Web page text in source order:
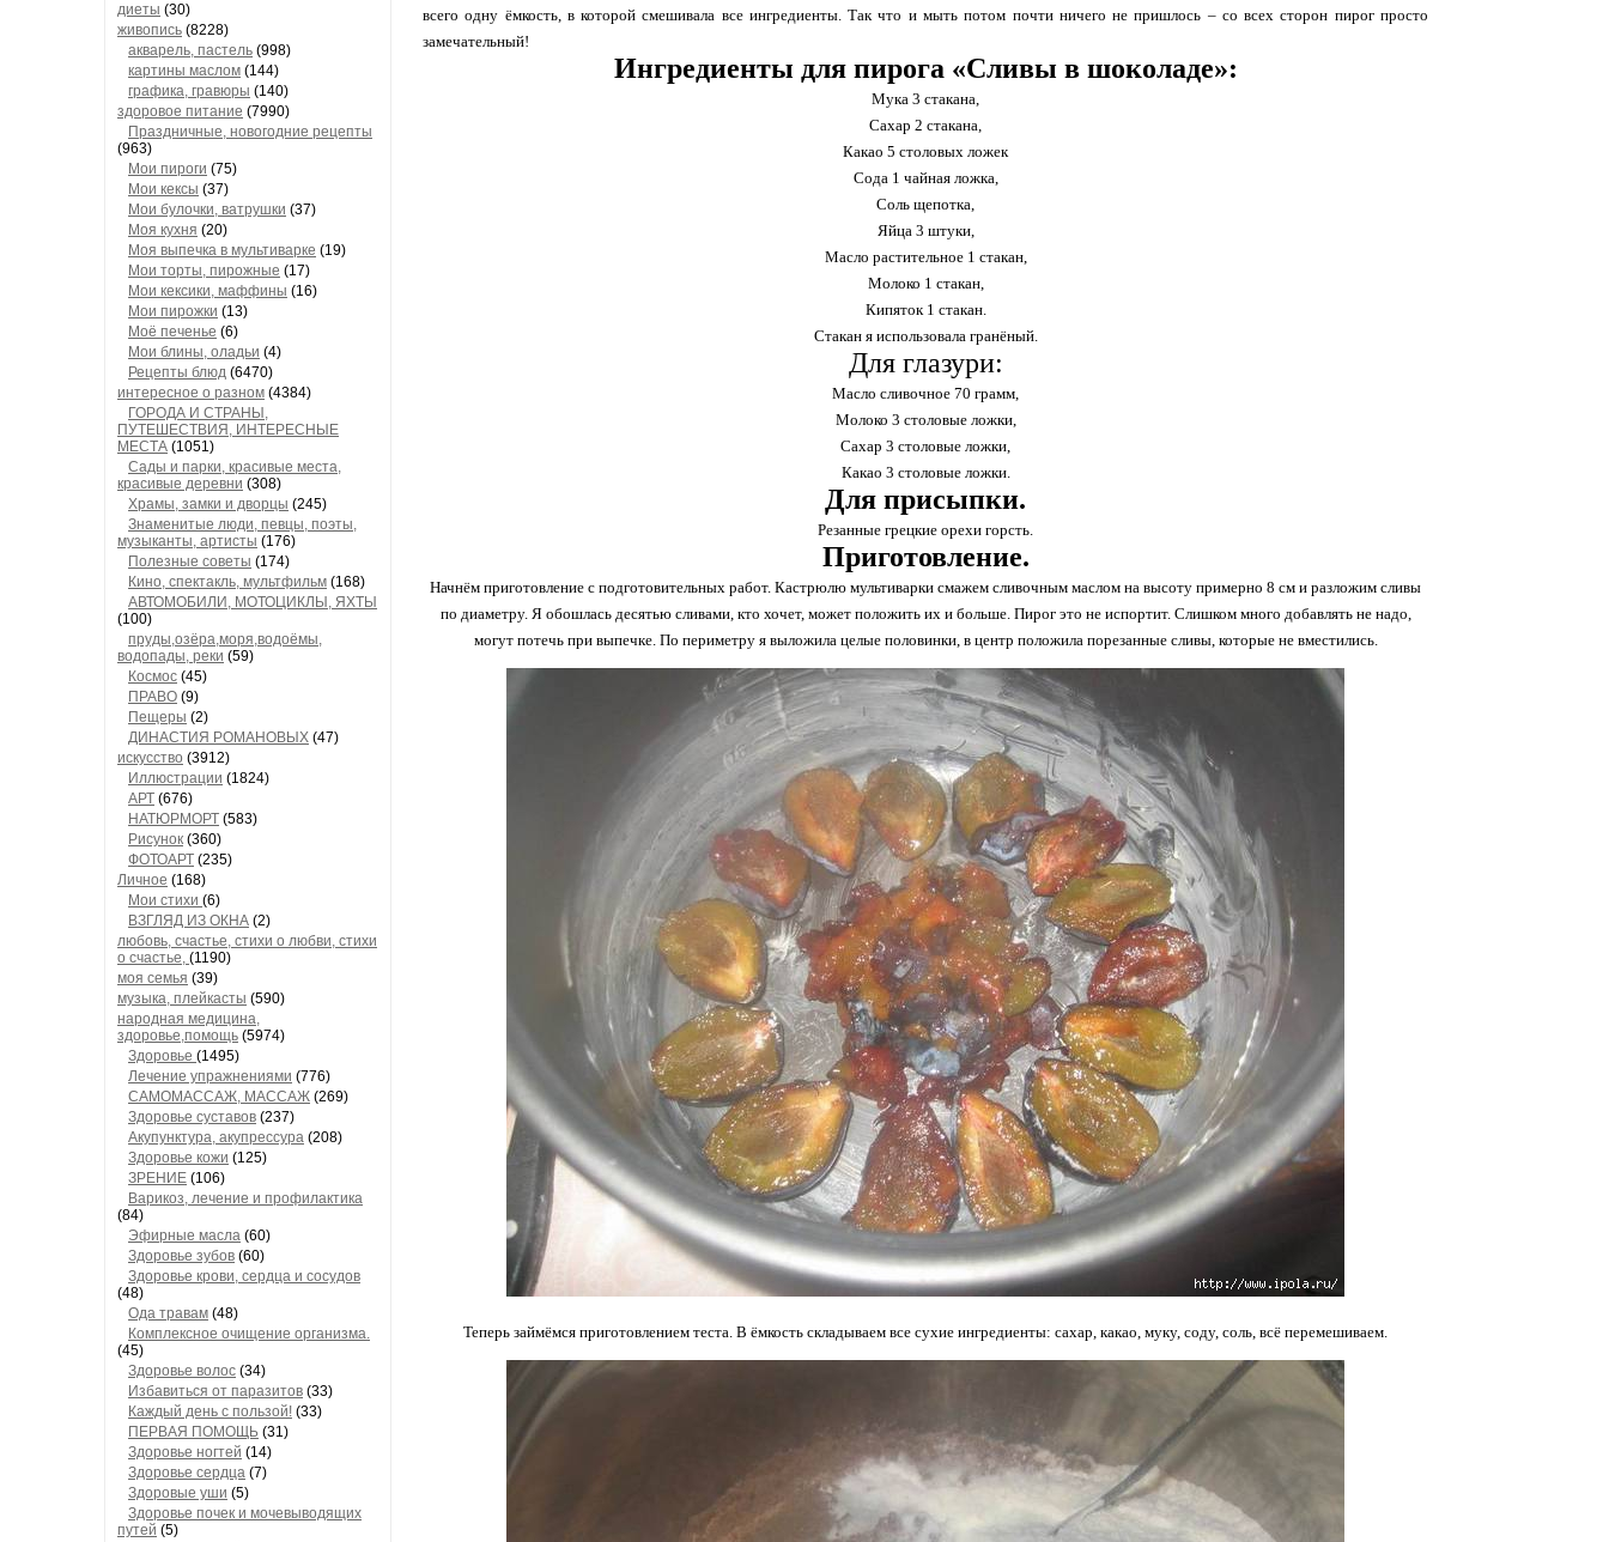
диеты (30)
живопись (8228)
акварель, пастель (998)
картины маслом (144)
графика, гравюры (140)
здоровое питание (7990)
Праздничные, новогодние рецепты
(963)
Мои пироги (75)
Мои кексы (37)
Мои булочки, ватрушки (37)
Моя кухня (20)
Моя выпечка в мультиварке (19)
Мои торты, пирожные (17)
Мои кексики, маффины (16)
Мои пирожки (13)
Моё печенье (6)
Мои блины, оладьи (4)
Рецепты блюд (6470)
интересное о разном (4384)
ГОРОДА И СТРАНЫ,
ПУТЕШЕСТВИЯ, ИНТЕРЕСНЫЕ
МЕСТА (1051)
Сады и парки, красивые места,
красивые деревни (308)
Храмы, замки и дворцы (245)
Знаменитые люди, певцы, поэты,
музыканты, артисты (176)
Полезные советы (174)
Кино, спектакль, мультфильм (168)
АВТОМОБИЛИ, МОТОЦИКЛЫ, ЯХТЫ
(100)
пруды,озёра,моря,водоёмы,
водопады, реки (59)
Космос (45)
ПРАВО (9)
Пещеры (2)
ДИНАСТИЯ РОМАНОВЫХ (47)
искусство (3912)
Иллюстрации (1824)
АРТ (676)
НАТЮРМОРТ (583)
Рисунок (360)
ФОТОАРТ (235)
Личное (168)
Мои стихи (6)
ВЗГЛЯД ИЗ ОКНА (2)
любовь, счастье, стихи о любви, стихи
о счастье, (1190)
моя семья (39)
музыка, плейкасты (590)
народная медицина,
здоровье,помощь (5974)
Здоровье (1495)
Лечение упражнениями (776)
САМОМАССАЖ, МАССАЖ (269)
Здоровье суставов (237)
Акупунктура, акупрессура (208)
Здоровье кожи (125)
ЗРЕНИЕ (106)
Варикоз, лечение и профилактика
(84)
Эфирные масла (60)
Здоровье зубов (60)
Здоровье крови, сердца и сосудов
(48)
Ода травам (48)
Комплексное очищение организма.
(45)
Здоровье волос (34)
Избавиться от паразитов (33)
Каждый день с пользой! (33)
ПЕРВАЯ ПОМОЩЬ (31)
Здоровье ногтей (14)
Здоровье сердца (7)
Здоровые уши (5)
Здоровье почек и мочевыводящих
путей (5)
всего одну ёмкость, в которой смешивала все ингредиенты. Так что и мыть потом почти ничего не пришлось – со всех сторон пирог просто
замечательный!
Ингредиенты для пирога «Сливы в шоколаде»:
Мука 3 стакана,
Сахар 2 стакана,
Какао 5 столовых ложек
Сода 1 чайная ложка,
Соль щепотка,
Яйца 3 штуки,
Масло растительное 1 стакан,
Молоко 1 стакан,
Кипяток 1 стакан.
Стакан я использовала гранёный.
Для глазури:
Масло сливочное 70 грамм,
Молоко 3 столовые ложки,
Сахар 3 столовые ложки,
Какао 3 столовые ложки.
Для присыпки.
Резанные грецкие орехи горсть.
Приготовление.
Начнём приготовление с подготовительных работ. Кастрюлю мультиварки смажем сливочным маслом на высоту примерно 8 см и разложим сливы
по диаметру. Я обошлась десятью сливами, кто хочет, может положить их и больше. Пирог это не испортит. Слишком много добавлять не надо,
могут потечь при выпечке. По периметру я выложила целые половинки, в центр положила порезанные сливы, которые не вместились.
Теперь займёмся приготовлением теста. В ёмкость складываем все сухие ингредиенты: сахар, какао, муку, соду, соль, всё перемешиваем.